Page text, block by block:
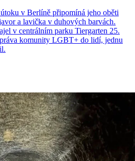
v Berlíně připomíná jeho oběti
a lavička v duhových barvách.
v centrálním parku Tiergarten 25.
komunity LGBT+ do lidí, jednu